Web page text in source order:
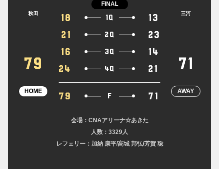
FINAL
秋田
79
HOME
18 1Q
13
21
2Q
23
16
3Q
14
24
4Q 21
79 F 71
三河
71
AWAY
会場：CNAアリーナ☆あきた
人数：3329人
レフェリー：加納 康平/高城 邦弘/芳賀 聡